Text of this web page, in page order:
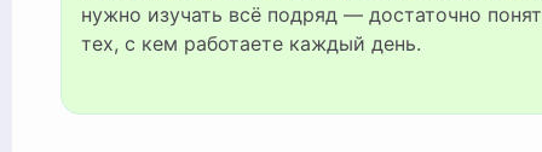
нужно изучать всё подряд — достаточно
тех, с кем работаете каждый день.